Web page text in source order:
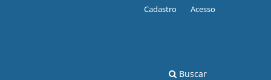
Buscar
Cadastro Acesso